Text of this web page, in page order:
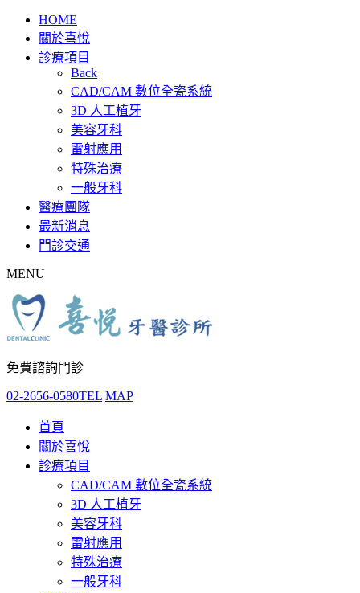
HOME
關於喜悅
診療項目
Back
CAD/CAM 數位全瓷系統
3D 人工植牙
美容牙科
雷射應用
特殊治療
一般牙科
醫療團隊
最新消息
門診交通
MENU
免費諮詢門診
02-2656-0580TEL MAP
首頁
關於喜悅
診療項目
CAD/CAM 數位全瓷系統
3D 人工植牙
美容牙科
雷射應用
特殊治療
一般牙科